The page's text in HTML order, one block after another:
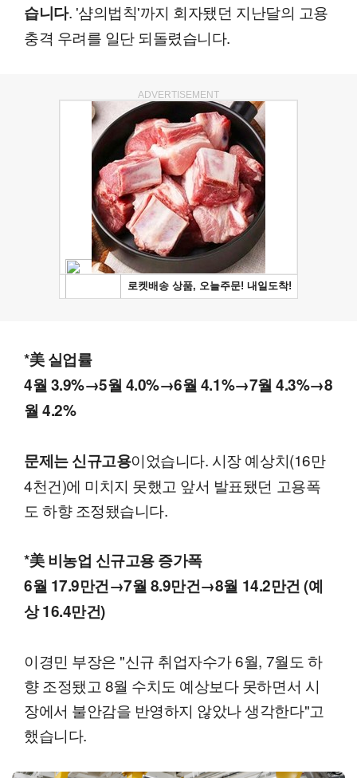
습니다. '샴의법칙'까지 회자됐던 지난달의 고용
충격 우려를 일단 되돌렸습니다.
ADVERTISEMENT
*美 실업률
4월 3.9%→5월 4.0%→6월 4.1%→7월 4.3%→8
월 4.2%
문제는 신규고용이었습니다. 시장 예상치(16만
4천건)에 미치지 못했고 앞서 발표됐던 고용폭
도 하향 조정됐습니다.
*美 비농업 신규고용 증가폭
6월 17.9만건→7월 8.9만건→8월 14.2만건 (예
상 16.4만건)
이경민 부장은 "신규 취업자수가 6월, 7월도 하
향 조정됐고 8월 수치도 예상보다 못하면서 시
장에서 불안감을 반영하지 않았나 생각한다"고
했습니다.